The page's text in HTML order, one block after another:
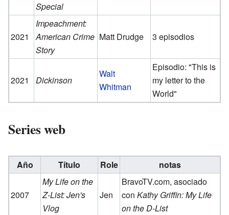
Special
2021
Impeachment:
American Crime
Story
Matt Drudge 3 episodios
2021 Dickinson
Walt
Whitman
Episodio: "This is
my letter to the
World"
Series web
Año Título Role notas
2007
My Life on the
Z-List: Jen's
Vlog
Jen
BravoTV.com, asociado
conKathy Griffin: My Life
on the D-List